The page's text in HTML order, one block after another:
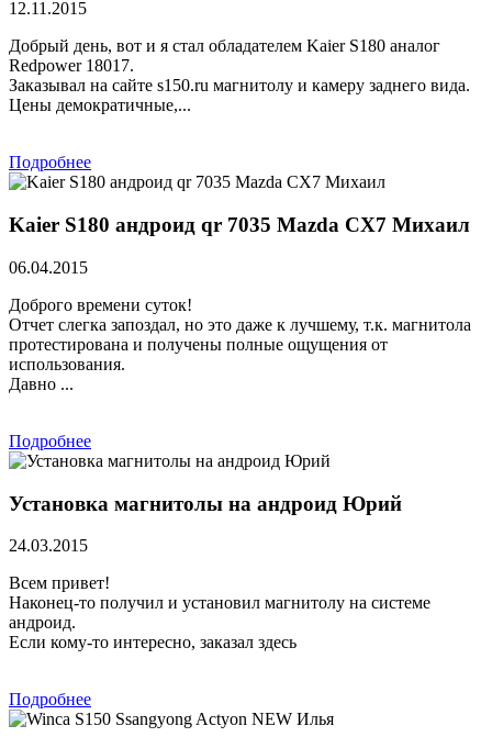
12.11.2015
Добрый день, вот и я стал обладателем Kaier S180 аналог
Redpower 18017.
Заказывал на сайте s150.ru магнитолу и камеру заднего вида.
Цены демократичные,...
Подробнее
Kaier S180 андроид qr 7035 Mazda CX7 Михаил
06.04.2015
Доброго времени суток!
Отчет слегка запоздал, но это даже к лучшему, т.к. магнитола
протестирована и получены полные ощущения от
использования.
Давно ...
Подробнее
Установка магнитолы на андроид Юрий
24.03.2015
Всем привет!
Наконец-то получил и установил магнитолу на системе
андроид.
Если кому-то интересно, заказал здесь
Подробнее